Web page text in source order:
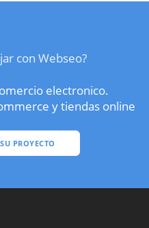
con Webseo?
electronico.
y tiendas online
PROYECTO